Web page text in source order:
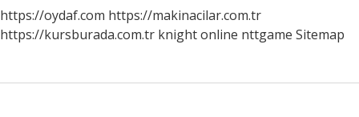
https://oydaf.com https://makinacilar.com.tr
https://kursburada.com.tr knight online nttgame Sitemap